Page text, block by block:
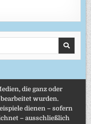
die ganz oder
wurden.
dienen – sofern
– ausschließlich